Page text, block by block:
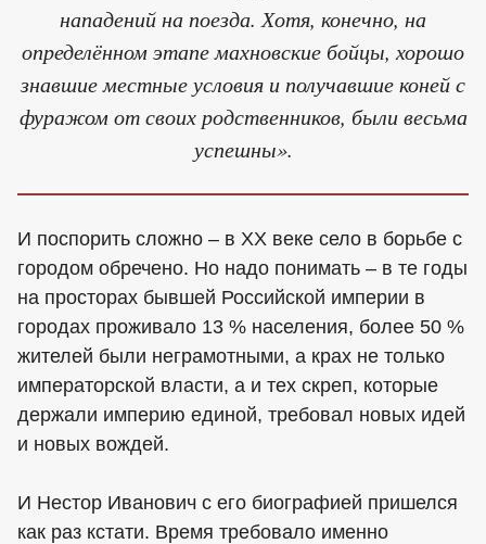
нападений на поезда. Хотя, конечно, на
определённом этапе махновские бойцы, хорошо
знавшие местные условия и получавшие коней с
фуражом от своих родственников, были весьма
успешны».
И поспорить сложно – в ХХ веке село в борьбе с
городом обречено. Но надо понимать – в те годы
на просторах бывшей Российской империи в
городах проживало 13 % населения, более 50 %
жителей были неграмотными, а крах не только
императорской власти, а и тех скреп, которые
держали империю единой, требовал новых идей
и новых вождей.
И Нестор Иванович с его биографией пришелся
как раз кстати. Время требовало именно